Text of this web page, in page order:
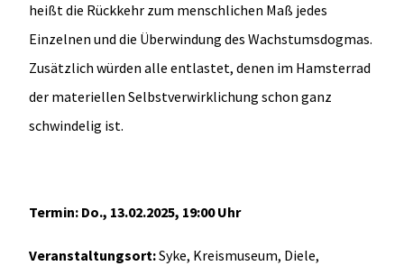
heißt die Rückkehr zum menschlichen Maß jedes
Einzelnen und die Überwindung des Wachstumsdogmas.
Zusätzlich würden alle entlastet, denen im Hamsterrad
der materiellen Selbstverwirklichung schon ganz
schwindelig ist.
Termin: Do., 13.02.2025, 19:00 Uhr
Veranstaltungsort:Syke, Kreismuseum, Diele,